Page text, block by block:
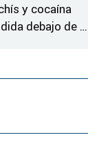
y cocaína
debajo de la